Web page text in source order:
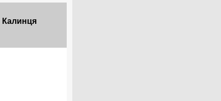
Калинця